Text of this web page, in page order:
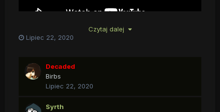
Czytaj dalej
Lipiec 22, 2020
Decaded
Birbs
Lipiec 22, 2020
Syrth